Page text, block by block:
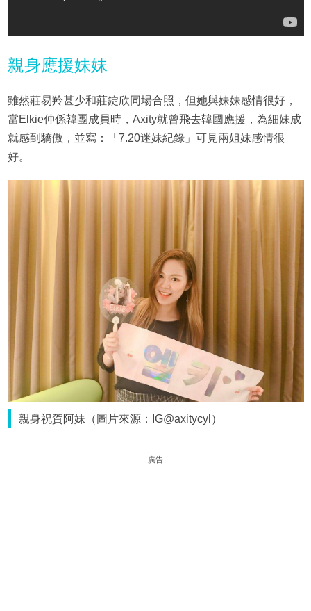
親身應援妹妹
雖然莊易羚甚少和莊錠欣同場合照，但她與妹妹感情很好，
當Elkie仲係韓團成員時，Axity就曾飛去韓國應援，為細妹成
就感到驕傲，並寫：「7.20迷妹紀錄」可見兩姐妹感情很
好。
親身祝賀阿妹（圖片來源：IG@axitycyl）
廣告